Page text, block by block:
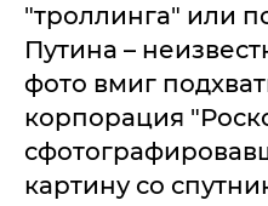
"троллинга" или
Путина –
фото вмиг
корпорация
картину со